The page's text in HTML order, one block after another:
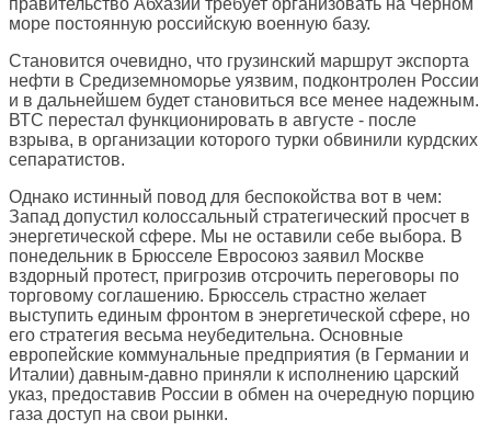
правительство Абхазии требует организовать на Черном
море постоянную российскую военную базу.
Становится очевидно, что грузинский маршрут экспорта
нефти в Средиземноморье уязвим, подконтролен России
и в дальнейшем будет становиться все менее надежным.
ВТС перестал функционировать в августе - после
взрыва, в организации которого турки обвинили курдских
сепаратистов.
Однако истинный повод для беспокойства вот в чем:
Запад допустил колоссальный стратегический просчет в
энергетической сфере. Мы не оставили себе выбора. В
понедельник в Брюсселе Евросоюз заявил Москве
вздорный протест, пригрозив отсрочить переговоры по
торговому соглашению. Брюссель страстно желает
выступить единым фронтом в энергетической сфере, но
его стратегия весьма неубедительна. Основные
европейские коммунальные предприятия (в Германии и
Италии) давным-давно приняли к исполнению царский
указ, предоставив России в обмен на очередную порцию
газа доступ на свои рынки.